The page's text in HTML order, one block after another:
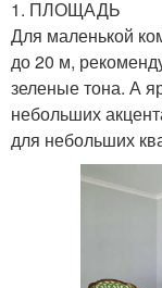
1. ПЛОЩАДЬ
Для маленькой
до 20 м,
зеленые тона. А
небольших
для небольших